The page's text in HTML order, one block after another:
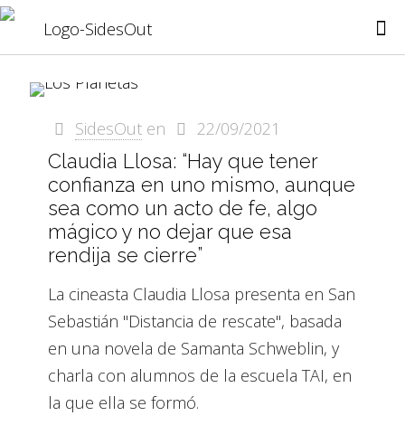
SidesOut en 22/09/2021
Claudia Llosa: “Hay que tener
confianza en uno mismo, aunque
sea como un acto de fe, algo
mágico y no dejar que esa
rendija se cierre”
La cineasta Claudia Llosa presenta en San
Sebastián "Distancia de rescate", basada
en una novela de Samanta Schweblin, y
charla con alumnos de la escuela TAI, en
la que ella se formó.